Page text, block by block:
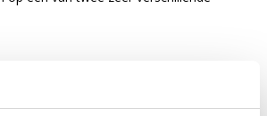
wetenschappelijk tijdschrift WEET-